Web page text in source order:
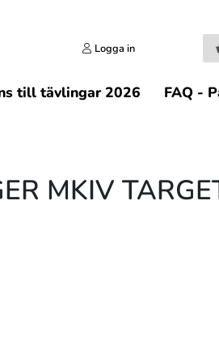
Logga in
till tävlingar 2026 FAQ -
MKIV